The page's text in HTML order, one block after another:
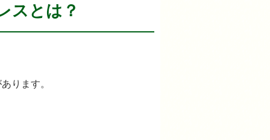
スとは？
ります。